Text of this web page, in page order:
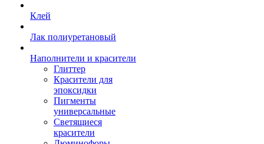
Клей
Лак полиуретановый
Наполнители и красители
Глиттер
Красители для
эпоксидки
Пигменты
универсальные
Светящиеся
красители